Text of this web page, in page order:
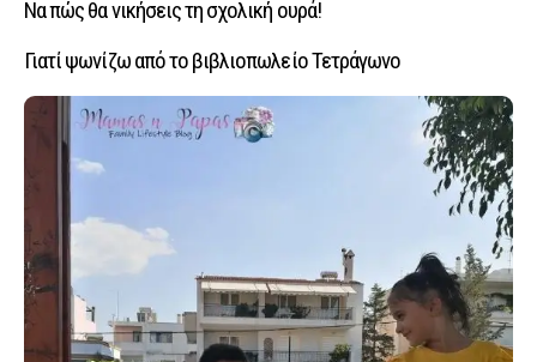
Να πώς θα νικήσεις τη σχολική ουρά!
Γιατί ψωνίζω από το βιβλιοπωλείο Τετράγωνο